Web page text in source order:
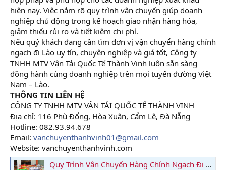
hiện nay. Việc nắm rõ quy trình vận chuyển giúp doanh
nghiệp chủ động trong kế hoạch giao nhận hàng hóa,
giảm thiểu rủi ro và tiết kiệm chi phí.
Nếu quý khách đang cần tìm đơn vị vận chuyển hàng chính
ngạch đi Lào uy tín, chuyên nghiệp và giá tốt, Công ty
TNHH MTV Vận Tải Quốc Tế Thành Vinh luôn sẵn sàng
đồng hành cùng doanh nghiệp trên mọi tuyến đường Việt
Nam – Lào.
THÔNG TIN LIÊN HỆ
CÔNG TY TNHH MTV VẬN TẢI QUỐC TẾ THÀNH VINH
Địa chỉ: 116 Phù Đổng, Hòa Xuân, Cẩm Lệ, Đà Nẵng
Hotline: 082.93.94.678
Email: vanchuyenthanhvinh01@gmail.com
Website: vanchuyenthanhvinh.com
Quy Trình Vận Chuyển Hàng Chính Ngạch Đi Lào Chuyên Nghiệp, Nhanh Chóng Và An Toàn